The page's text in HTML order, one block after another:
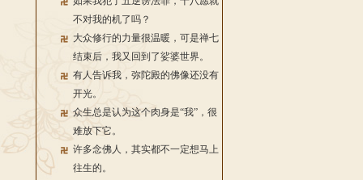
不对我的机了吗？
大众修行的力量很温暖，可是禅七
结束后，我又回到了娑婆世界。
有人告诉我，弥陀殿的佛像还没有
开光。
众生总是认为这个肉身是“我”，很
难放下它。
许多念佛人，其实都不一定想马上
往生的。